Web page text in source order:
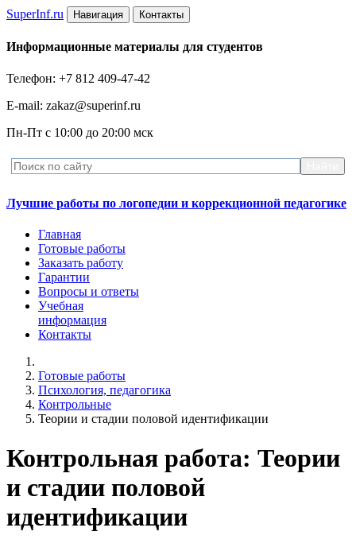
SuperInf.ru Навигация Контакты
Информационные материалы для студентов
Телефон: +7 812 409-47-42
E-mail: zakaz@superinf.ru
Пн-Пт с 10:00 до 20:00 мск
Лучшие работы по логопедии и коррекционной педагогике
Главная
Готовые работы
Заказать работу
Гарантии
Вопросы и ответы
Учебная
информация
Контакты
Готовые работы
Психология, педагогика
Контрольные
Теории и стадии половой идентификации
Контрольная работа: Теории
и стадии половой
идентификации